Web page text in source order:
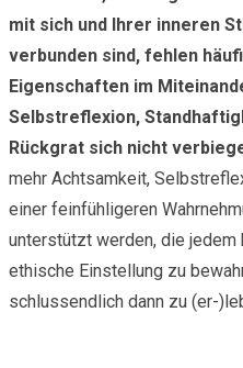
mit sich und Ihrer inneren
verbunden sind, fehlen
Eigenschaften im
Selbstreflexion,
Rückgrat sich nicht
mehr Achtsamkeit,
einer feinfühligeren
unterstützt werden, die
ethische Einstellung zu
schlussendlich dann zu (er-